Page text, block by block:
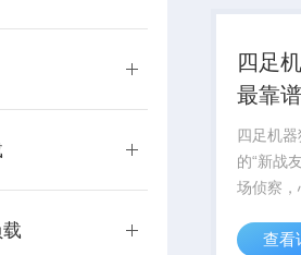
四足
最靠
四足机
的“新战
场侦察
可能是
查看